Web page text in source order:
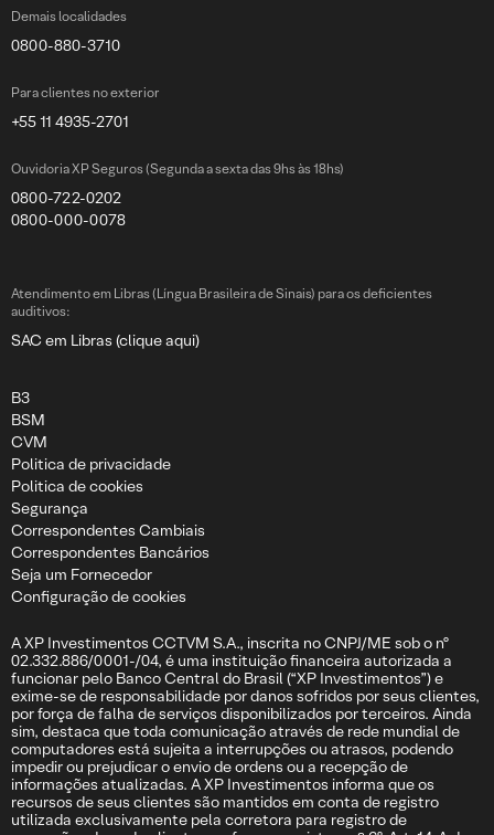
Demais localidades
0800-880-3710
Para clientes no exterior
+55 11 4935-2701
Ouvidoria XP Seguros (Segunda a sexta das 9hs às 18hs)
0800-722-0202
0800-000-0078
Atendimento em Libras (Língua Brasileira de Sinais) para os deficientes
auditivos:
SAC em Libras (clique aqui)
B3
BSM
CVM
Politica de privacidade
Politica de cookies
Segurança
Correspondentes Cambiais
Correspondentes Bancários
Seja um Fornecedor
Configuração de cookies
A XP Investimentos CCTVM S.A., inscrita no CNPJ/ME sob o nº
02.332.886/0001-/04, é uma instituição financeira autorizada a
funcionar pelo Banco Central do Brasil (“XP Investimentos”) e
exime-se de responsabilidade por danos sofridos por seus clientes,
por força de falha de serviços disponibilizados por terceiros. Ainda
sim, destaca que toda comunicação através de rede mundial de
computadores está sujeita a interrupções ou atrasos, podendo
impedir ou prejudicar o envio de ordens ou a recepção de
informações atualizadas. A XP Investimentos informa que os
recursos de seus clientes são mantidos em conta de registro
utilizada exclusivamente pela corretora para registro de